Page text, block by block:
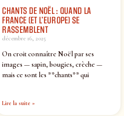
CHANTS DE NOËL : QUAND LA
FRANCE (ET L’EUROPE) SE
RASSEMBLENT
décembre 16, 2025
On croit connaître Noël par ses
images — sapin, bougies, crèche —
mais ce sont les **chants** qui
Lire la suite »